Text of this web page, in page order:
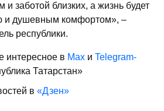
и заботой близких, а жизнь будет
и душевным комфортом», –
республики.
интересное в Max и Telegram-
Татарстан»
в «Дзен»